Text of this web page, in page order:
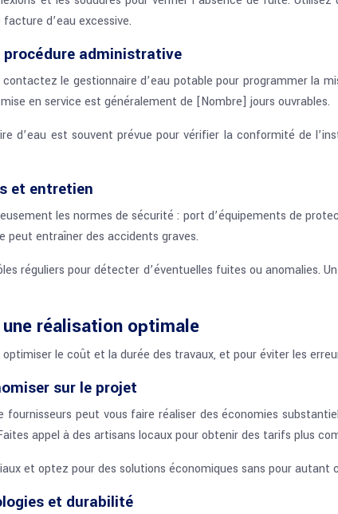
d’eau excessive.
procédure administrative
le gestionnaire d’eau potable pour programmer la
en service est généralement de [Nombre] jours ouvrables.
d’eau est souvent prévue pour vérifier la conformité de
et entretien
les normes de sécurité : port d’équipements de
peut entraîner des accidents graves.
réguliers pour détecter d’éventuelles fuites ou anomalies.
réalisation optimale
le coût et la durée des travaux, et pour éviter les
sur le projet
fournisseurs peut vous faire réaliser des économies
appel à des artisans locaux pour obtenir des tarifs plus
et optez pour des solutions économiques sans pour
et durabilité